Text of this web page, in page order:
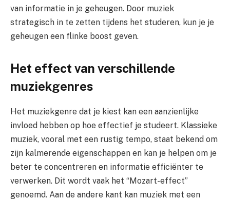
van informatie in je geheugen. Door muziek
strategisch in te zetten tijdens het studeren, kun je je
geheugen een flinke boost geven.
Het effect van verschillende
muziekgenres
Het muziekgenre dat je kiest kan een aanzienlijke
invloed hebben op hoe effectief je studeert. Klassieke
muziek, vooral met een rustig tempo, staat bekend om
zijn kalmerende eigenschappen en kan je helpen om je
beter te concentreren en informatie efficiënter te
verwerken. Dit wordt vaak het “Mozart-effect”
genoemd. Aan de andere kant kan muziek met een